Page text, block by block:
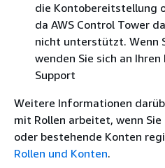
die Kontobereitstellung
da AWS Control Tower
nicht unterstützt. Wenn
wenden Sie sich an
Support
Weitere Informationen
mit Rollen arbeitet, wenn
oder bestehende Konten
Rollen und Konten.